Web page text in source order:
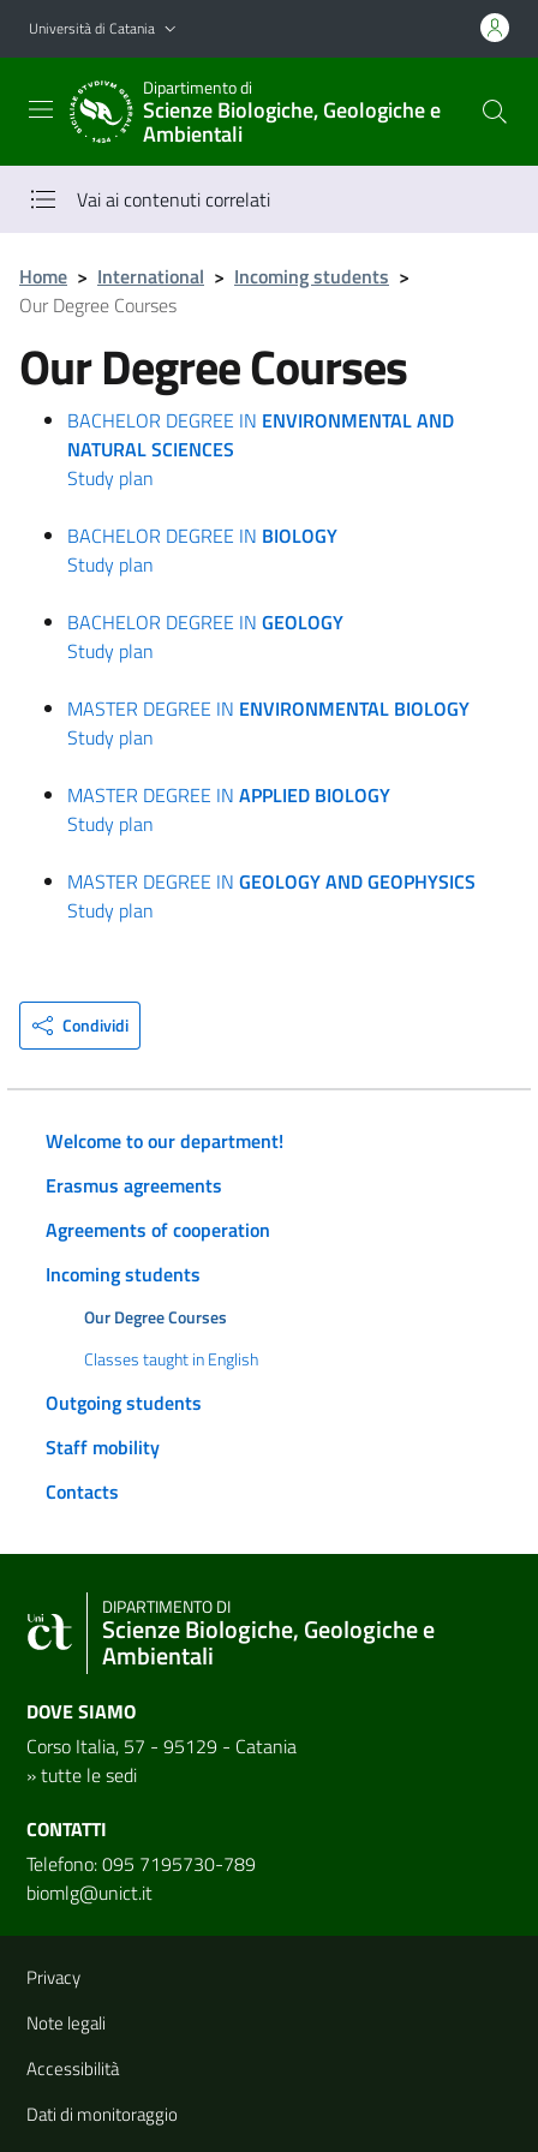
Vai al contenuto principale
Vai al menu di navigazione
Università di Catania
Dipartimento di
Scienze Biologiche, Geologiche e
Ambientali
Vai ai contenuti correlati
Home > International > Incoming students >
Our Degree Courses
Our Degree Courses
BACHELOR DEGREE IN ENVIRONMENTAL AND
NATURAL SCIENCES
Study plan
BACHELOR DEGREE IN BIOLOGY
Study plan
BACHELOR DEGREE IN GEOLOGY
Study plan
MASTER DEGREE IN ENVIRONMENTAL BIOLOGY
Study plan
MASTER DEGREE IN APPLIED BIOLOGY
Study plan
MASTER DEGREE IN GEOLOGY AND GEOPHYSICS
Study plan
Condividi
Welcome to our department!
Erasmus agreements
Agreements of cooperation
Incoming students
Our Degree Courses
Classes taught in English
Outgoing students
Staff mobility
Contacts
DIPARTIMENTO DI
Scienze Biologiche, Geologiche e
Ambientali
DOVE SIAMO
Corso Italia, 57 - 95129 - Catania
»tutte le sedi
CONTATTI
Telefono: 095 7195730-789
biomlg@unict.it
Link e informazioni utili
Privacy
Note legali
Accessibilità
Dati di monitoraggio